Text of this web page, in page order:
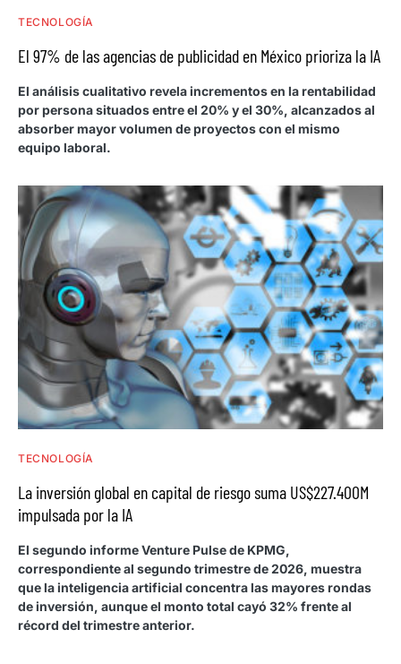
TECNOLOGÍA
El 97% de las agencias de publicidad en México prioriza la IA
El análisis cualitativo revela incrementos en la rentabilidad
por persona situados entre el 20% y el 30%, alcanzados al
absorber mayor volumen de proyectos con el mismo
equipo laboral.
TECNOLOGÍA
La inversión global en capital de riesgo suma US$227.400M
impulsada por la IA
El segundo informe Venture Pulse de KPMG,
correspondiente al segundo trimestre de 2026, muestra
que la inteligencia artificial concentra las mayores rondas
de inversión, aunque el monto total cayó 32% frente al
récord del trimestre anterior.